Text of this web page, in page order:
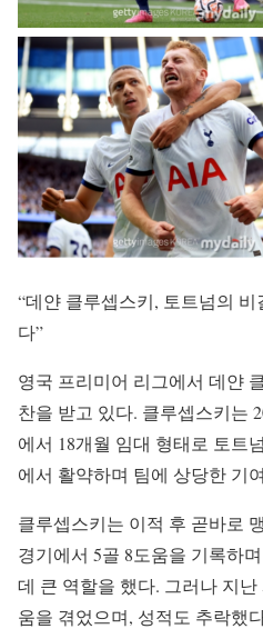
“데얀 클루셉스키, 토트넘의
다”
영국 프리미어 리그에서 데얀
찬을 받고 있다. 클루셉스키는
에서 18개월 임대 형태로 토트
에서 활약하며 팀에 상당한 기
클루셉스키는 이적 후 곧바로
경기에서 5골 8도움을 기록하
데 큰 역할을 했다. 그러나 지
움을 겪었으며, 성적도 추락했